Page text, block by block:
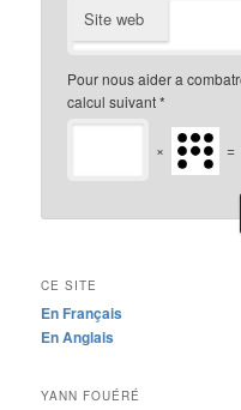
Site web
Pour nous aider a
calcul suivant*
× =
CE SITE
En Français
En Anglais
YANN FOUÉRÉ